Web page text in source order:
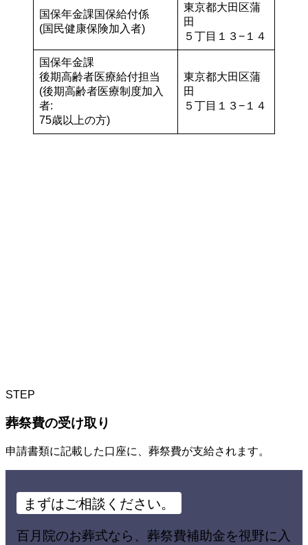
国保年金課国保給付係
(国民健康保険加入者)
東京都大田区蒲
田
５丁目１３−１４
国保年金課
後期高齢者医療給付担当
(後期高齢者医療制度加入
者:
75歳以上の方)
東京都大田区蒲
田
５丁目１３−１４
STEP
葬祭費の受け取り
申請書類に記載した口座に、葬祭費が支給されます。
まずはご相談ください。
百月院のお葬式なら、葬祭費補助金を視野に入